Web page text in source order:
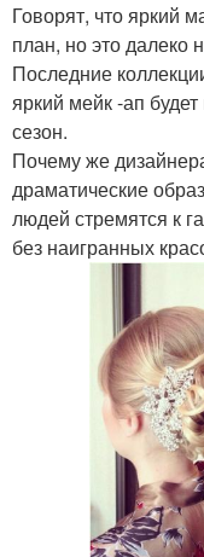
Говорят, что яркий
план, но это далеко
Последние
яркий мейк -ап
сезон.
Почему же
драматические
людей стремятся к
без наигранных